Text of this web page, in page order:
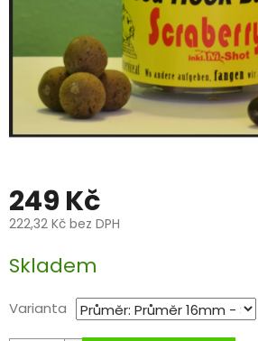
249 Kč
222,32 Kč bez DPH
cena:
Skladem
Varianta